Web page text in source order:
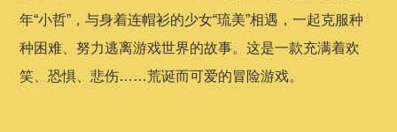
年“小哲”，与身着连帽衫的少女“琉美”相遇，一起克服种
种困难、努力逃离游戏世界的故事。这是一款充满着欢
笑、恐惧、悲伤……荒诞而可爱的冒险游戏。